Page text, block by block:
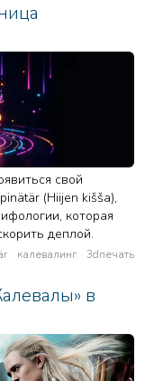
свой
(Hiijen kišša),
которая
деплой.
калевалинг 3dпечать
в